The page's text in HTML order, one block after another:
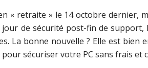
« retraite » le 14 octobre dernier,
de sécurité post-fin de support,
La bonne nouvelle ? Elle est
sécuriser votre PC sans frais